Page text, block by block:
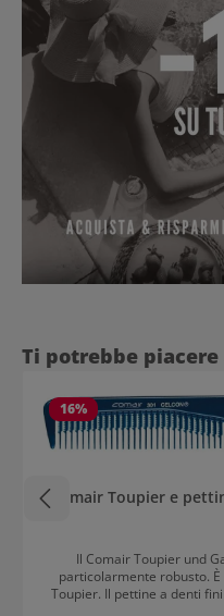
Salta la galleria dei prodotti
Ti potrebbe piacere
16%
Comair Toupier e
Il Comair Toupier und
particolarmente robusto.
Toupier. Il pettine a denti